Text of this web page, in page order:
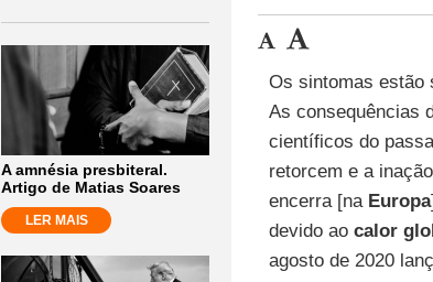
A amnésia presbiteral.
Artigo de Matias Soares
LER MAIS
Os sintomas estão
As consequências
científicos do
retorcem e a
encerra [na Europa
devido ao calor
agosto de 2020